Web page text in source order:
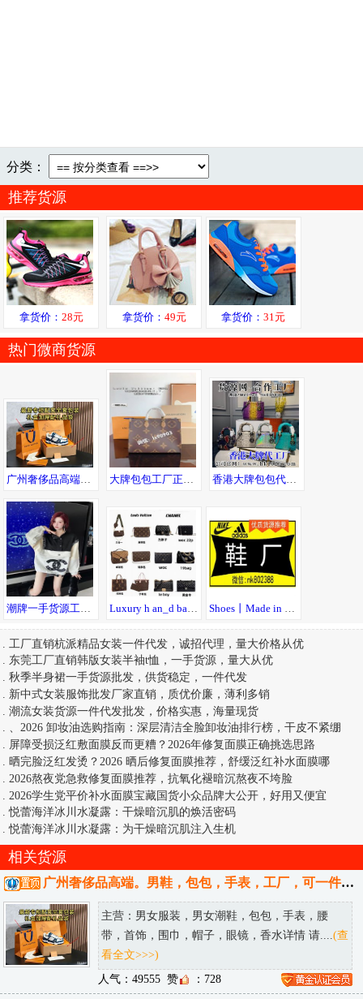
分类：
推荐货源
拿货价： 28元 拿货价： 49元 拿货价：31元
热门微商货源
工厂直销杭派精品女装一件代发，诚招代理，量大价格从优
. 东莞工厂直销韩版女装半袖t恤，一手货源，量大从优
.秋季半身裙一手货源批发，供货稳定，一件代发
新中式女装服饰批发厂家直销，质优价廉，薄利多销
.潮流女装货源一件代发批发，价格实惠，海量现货
. 、2026 卸妆油选购指南：深层清洁全脸卸妆油排行榜，干皮不紧绷
. 屏障受损泛红敷面膜反而更糟？2026年修复面膜正确挑选思路
.晒完脸泛红发烫？2026 晒后修复面膜推荐，舒缓泛红补水面膜哪
2026熬夜党急救修复面膜推荐，抗氧化褪暗沉熬夜不垮脸
2026学生党平价补水面膜宝藏国货小众品牌大公开，好用又便宜
.悦蕾海洋冰川水凝露：干燥暗沉肌的焕活密码
.悦蕾海洋冰川水凝露：为干燥暗沉肌注入生机
相关货源
广州奢侈品高端。男鞋，包包，手表，工厂，可一件代发，可发送全国。
主营：男女服装，男女潮鞋，包包，手表，腰
带，首饰，围巾，帽子，眼镜，香水详情 请.... (查
看全文>>>)
人气：49555 赞 ：728